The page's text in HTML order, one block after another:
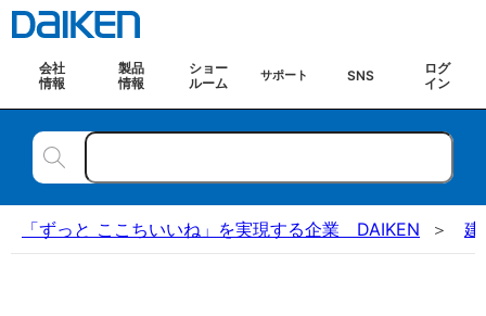
会社
情報
製品
情報
ショー
ルーム
サポート SNS
ログ
イン
「ずっと ここちいいね」を実現する企業 DAIKEN 建